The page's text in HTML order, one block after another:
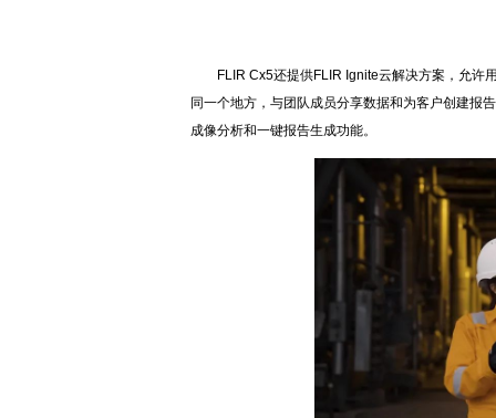
FLIR Cx5还提供FLIR Ignite云解决方案，允许用
同一个地方，与团队成员分享数据和为客户创建报
成像分析和一键报告生成功能。